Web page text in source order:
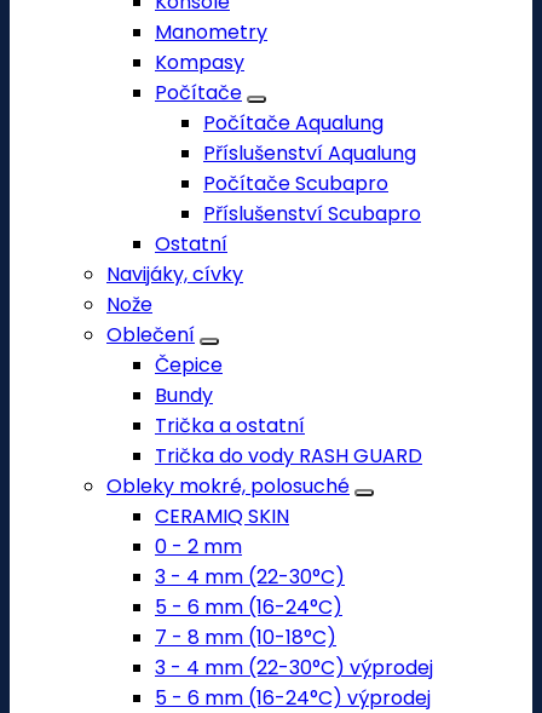
Manometry
Kompasy
Počítače
Počítače Aqualung
Příslušenství Aqualung
Počítače Scubapro
Příslušenství Scubapro
Ostatní
Navijáky, cívky
Nože
Oblečení
Čepice
Bundy
Trička a ostatní
Trička do vody RASH GUARD
Obleky mokré, polosuché
CERAMIQ SKIN
0 - 2 mm
3 - 4 mm (22-30°C)
5 - 6 mm (16-24°C)
7 - 8 mm (10-18°C)
3 - 4 mm (22-30°C) výprodej
5 - 6 mm (16-24°C) výprodej